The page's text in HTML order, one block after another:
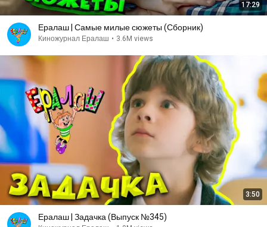
17:29
Ералаш | Самые милые сюжеты (Сборник)
Киножурнал Ералаш • 3.6M views
3:50
Ералаш | Задачка (Выпуск №345)